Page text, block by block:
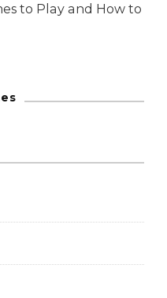
to Play and How to